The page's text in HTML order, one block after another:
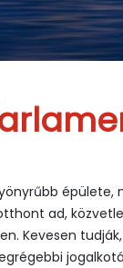
épülete,
ad,
Kevesen